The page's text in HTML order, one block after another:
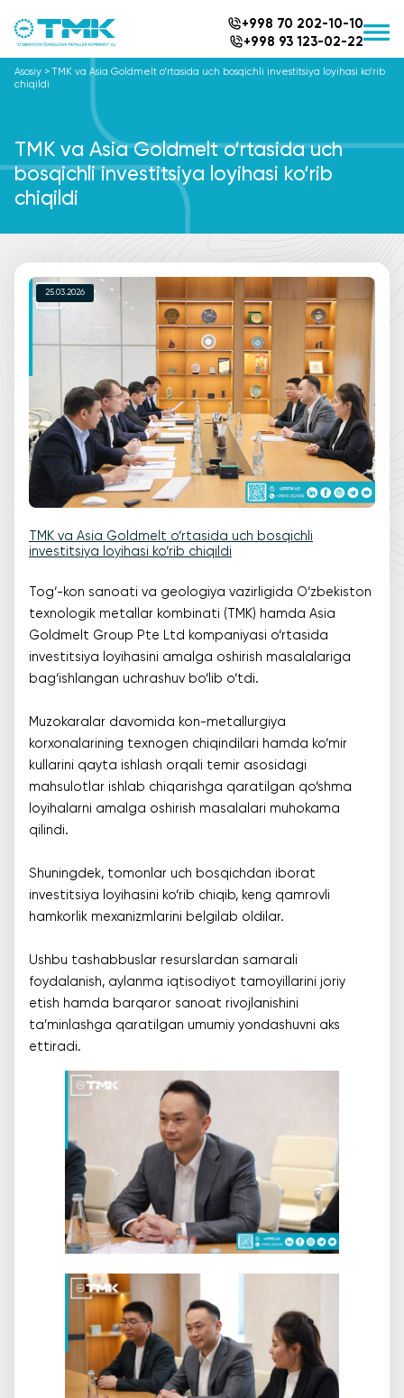
+998 70 202-10-10
+998 93 123-02-22
Asosiy >TMK va Asia Goldmelt o‘rtasida uch bosqichli investitsiya loyihasi ko‘rib
chiqildi
TMK va Asia Goldmelt o‘rtasida uch
bosqichli investitsiya loyihasi ko‘rib
chiqildi
25.03.2026
TMK va Asia Goldmelt o‘rtasida uch bosqichli
investitsiya loyihasi ko‘rib chiqildi
Tog‘-kon sanoati va geologiya vazirligida O‘zbekiston
texnologik metallar kombinati (TMK) hamda Asia
Goldmelt Group Pte Ltd kompaniyasi o‘rtasida
investitsiya loyihasini amalga oshirish masalalariga
bag‘ishlangan uchrashuv bo‘lib o‘tdi.
Muzokaralar davomida kon-metallurgiya
korxonalarining texnogen chiqindilari hamda ko‘mir
kullarini qayta ishlash orqali temir asosidagi
mahsulotlar ishlab chiqarishga qaratilgan qo‘shma
loyihalarni amalga oshirish masalalari muhokama
qilindi.
Shuningdek, tomonlar uch bosqichdan iborat
investitsiya loyihasini ko‘rib chiqib, keng qamrovli
hamkorlik mexanizmlarini belgilab oldilar.
Ushbu tashabbuslar resurslardan samarali
foydalanish, aylanma iqtisodiyot tamoyillarini joriy
etish hamda barqaror sanoat rivojlanishini
ta’minlashga qaratilgan umumiy yondashuvni aks
ettiradi.